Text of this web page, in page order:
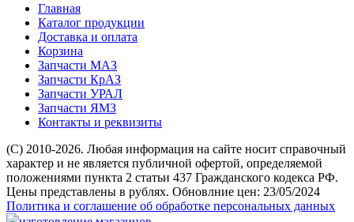
Главная
Каталог продукции
Доставка и оплата
Корзина
Запчасти МАЗ
Запчасти КрАЗ
Запчасти УРАЛ
Запчасти ЯМЗ
Контакты и реквизиты
(C) 2010-2026. Любая информация на сайте носит справочный
характер и не является публичной офертой, определяемой
положениями пункта 2 статьи 437 Гражданского кодекса РФ.
Цены представлены в рублях. Обновлние цен: 23/05/2024
Политика и соглашение об обработке персональных данных